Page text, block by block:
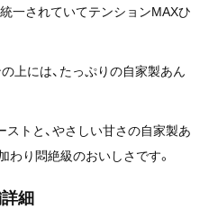
一されていてテンションMAXひ
上には、たっぷりの自家製あん
トと、やさしい甘さの自家製あ
わり悶絶級のおいしさです。
細